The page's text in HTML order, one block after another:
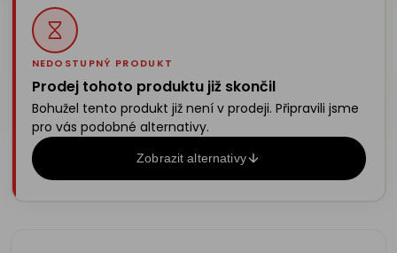
NEDOSTUPNÝ PRODUKT
Prodej tohoto produktu již skončil
Bohužel tento produkt již není v prodeji. Připravili jsme
pro vás podobné alternativy.
Zobrazit alternativy